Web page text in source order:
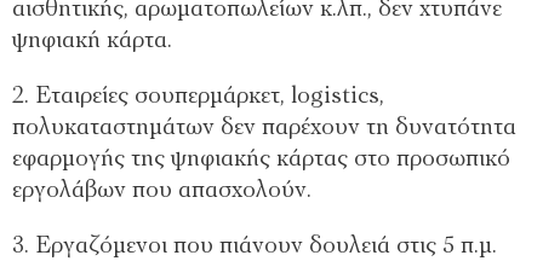
αισθητικής, αρωματοπωλείων κ.λπ., δεν χτυπάνε
ψηφιακή κάρτα.
2. Εταιρείες σουπερμάρκετ, logistics,
πολυκαταστημάτων δεν παρέχουν τη δυνατότητα
εφαρμογής της ψηφιακής κάρτας στο προσωπικό
εργολάβων που απασχολούν.
3. Εργαζόμενοι που πιάνουν δουλειά στις 5 π.μ.